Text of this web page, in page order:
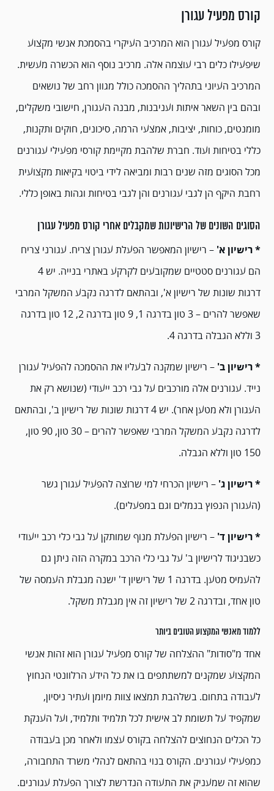
קורס מפעיל עגורן
קורס מפעיל עגורן הוא המרכיב העיקרי בהסמכת אנשי מקצוע
שיפעילו כלים רבי עוצמה אלה. מרכיב נוסף הוא הכשרה מעשית.
המרכיב העיוני בתהליך ההסמכה כולל מגוון רחב של נושאים
ובהם בין השאר איתות ועניבנות, מבנה העגורן, חישובי משקלים,
מומנטים, כוחות, יציבות, אמצעי הרמה, סיכונים, חוקים ותקנות,
כללי בטיחות ועוד. חברת שלהבת מקיימת קורסי מפעילי עגורנים
מכל הסוגים מזה שנים רבות ומביאה לידי ביטוי בקיאות מקצועית
רחבת היקף הן לגבי עגורנים והן לגבי בטיחות וגהות באופן כללי.
הסוגים השונים של הרישיונות שמקבלים אחרי קורס מפעיל עגורן
* רישיון א' – רישיון המאפשר הפעלת עגורן צריח. עגורני צריח
הם עגורנים סטטיים שמקובעים לקרקע באתרי בנייה. יש 4
דרגות שונות של רישיון א', ובהתאם לדרגה נקבע המשקל המרבי
שאפשר להרים – 3 טון בדרגה 1, 9 טון בדרגה 2, 12 טון בדרגה
3 וללא הגבלה בדרגה 4.
* רישיון ב' – רישיון שמקנה לבעליו את ההסמכה להפעיל עגורן
נייד. עגורנים אלה מורכבים על גבי רכב ייעודי (שנושא רק את
העגורן ולא מטען אחר). יש 4 דרגות שונות של רישיון ב', ובהתאם
לדרגה נקבע המשקל המרבי שאפשר להרים – 30 טון, 90 טון,
150 טון וללא הגבלה.
* רישיון ג' – רישיון הכרחי למי שרוצה להפעיל עגורן גשר
(העגורן הנפוץ בנמלים וגם במפעלים).
* רישיון ד' – רישיון הפעלת מנוף שמותקן על גבי כלי רכב ייעודי
כשבניגוד לרישיון ב' על גבי כלי הרכב במקרה הזה ניתן גם
להעמיס מטען. בדרגה 1 של רישיון ד' ישנה מגבלת העמסה של
טון אחד, ובדרגה 2 של רישיון זה אין מגבלת משקל.
ללמוד מאנשי המקצוע הטובים ביותר
אחד מ"סודות" ההצלחה של קורס מפעיל עגורן הוא זהות אנשי
המקצוע שמקנים למשתתפים בו את כל הידע הרלוונטי הנחוץ
לעבודה בתחום. בשלהבת תמצאו צוות מיומן ועתיר ניסיון,
שמקפיד על תשומת לב אישית לכל תלמיד ותלמיד, ועל הענקת
כל הכלים הנחוצים להצלחה בקורס עצמו ולאחר מכן בעבודה
כמפעילי עגורנים. הקורס בנוי בהתאם לנהלי משרד התחבורה,
שהוא זה שמעניק את התעודה הנדרשת לצורך הפעלת עגורנים.